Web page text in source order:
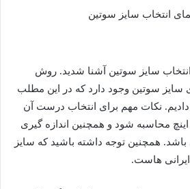
سایز سوتین آشنا شدید. روش
سایز سوتین وجود دارد که در این مطلب
نکات مهم برای انتخاب درست آن
محاسبه شود و همچنین اندازه گیری
همچنین توجه داشته باشید که سایز
ایرانی هاست.